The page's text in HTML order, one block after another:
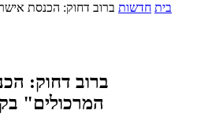
בית חדשות ברוב דחוק: הכנסת
ברוב דחוק:
המרכולים"